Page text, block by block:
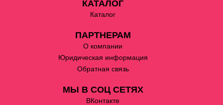
КАТАЛОГ
Каталог
ПАРТНЕРАМ
О компании
Юридическая информация
Обратная связь
МЫ В СОЦ СЕТЯХ
ВКонтакте